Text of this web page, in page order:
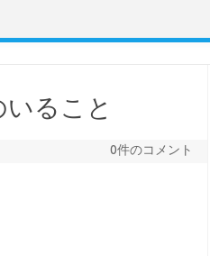
ること
0件のコメント